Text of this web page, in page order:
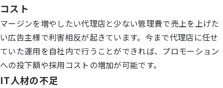
コスト
マージンを増やしたい代理店と少ない管理費で売上を上げた
い広告主様で利害相反が起きています。今まで代理店に任せ
ていた運用を自社内で行うことができれば、プロモーション
への投下額や採用コストの増加が可能です。
IT人材の不足